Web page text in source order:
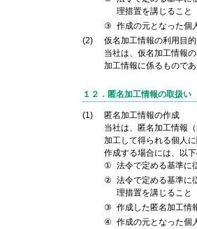
理措置を講じること
③
作成の元となった個
(2)
仮名加工情報の利用目的
当社は、仮名加工情報
加工情報に係るもので
１２．匿名加工情報の取扱い
(1)
匿名加工情報の作成
当社は、匿名加工情報
加工して得られる個人
作成する場合には、以
①
法令で定める基準に
②
法令で定める基準に
理措置を講じること
③
作成した匿名加工情
④
作成の元となった個